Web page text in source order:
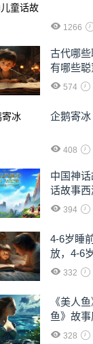
1266
古代哪
有哪些
574
企鹅寄冰
408
中国神
话故事
394
4-6岁睡
放，4-6
332
《美人
鱼》故事
328